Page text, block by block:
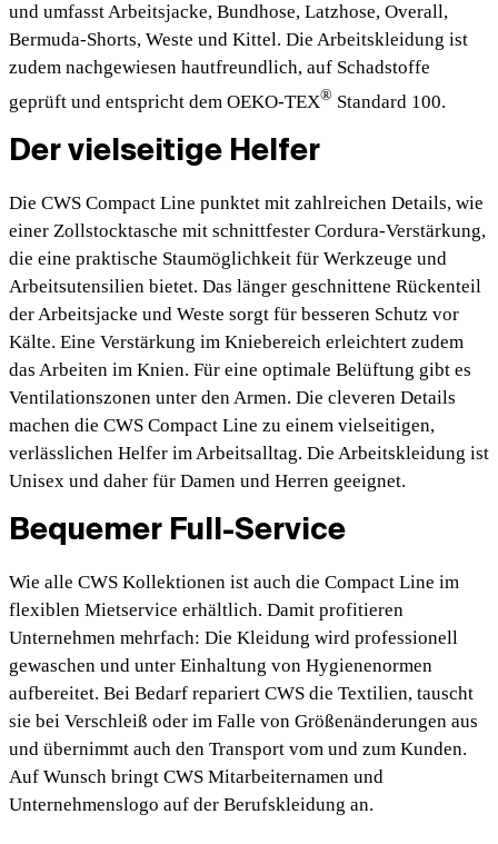
und umfasst Arbeitsjacke, Bundhose, Latzhose, Overall,
Bermuda-Shorts, Weste und Kittel. Die Arbeitskleidung ist
zudem nachgewiesen hautfreundlich, auf Schadstoffe
geprüft und entspricht dem OEKO-TEX® Standard 100.
Der vielseitige Helfer
Die CWS Compact Line punktet mit zahlreichen Details, wie
einer Zollstocktasche mit schnittfester Cordura-Verstärkung,
die eine praktische Staumöglichkeit für Werkzeuge und
Arbeitsutensilien bietet. Das länger geschnittene Rückenteil
der Arbeitsjacke und Weste sorgt für besseren Schutz vor
Kälte. Eine Verstärkung im Kniebereich erleichtert zudem
das Arbeiten im Knien. Für eine optimale Belüftung gibt es
Ventilationszonen unter den Armen. Die cleveren Details
machen die CWS Compact Line zu einem vielseitigen,
verlässlichen Helfer im Arbeitsalltag. Die Arbeitskleidung ist
Unisex und daher für Damen und Herren geeignet.
Bequemer Full-Service
Wie alle CWS Kollektionen ist auch die Compact Line im
flexiblen Mietservice erhältlich. Damit profitieren
Unternehmen mehrfach: Die Kleidung wird professionell
gewaschen und unter Einhaltung von Hygienenormen
aufbereitet. Bei Bedarf repariert CWS die Textilien, tauscht
sie bei Verschleiß oder im Falle von Größenänderungen aus
und übernimmt auch den Transport vom und zum Kunden.
Auf Wunsch bringt CWS Mitarbeiternamen und
Unternehmenslogo auf der Berufskleidung an.